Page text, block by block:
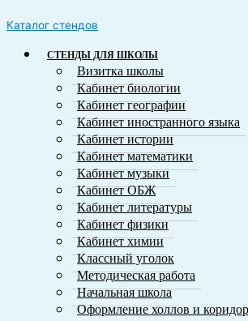
Каталог стендов
СТЕНДЫ ДЛЯ ШКОЛЫ
Визитка школы
Кабинет биологии
Кабинет географии
Кабинет иностранного языка
Кабинет истории
Кабинет математики
Кабинет музыки
Кабинет ОБЖ
Кабинет литературы
Кабинет физики
Кабинет химии
Классный уголок
Методическая работа
Начальная школа
Оформление холлов и